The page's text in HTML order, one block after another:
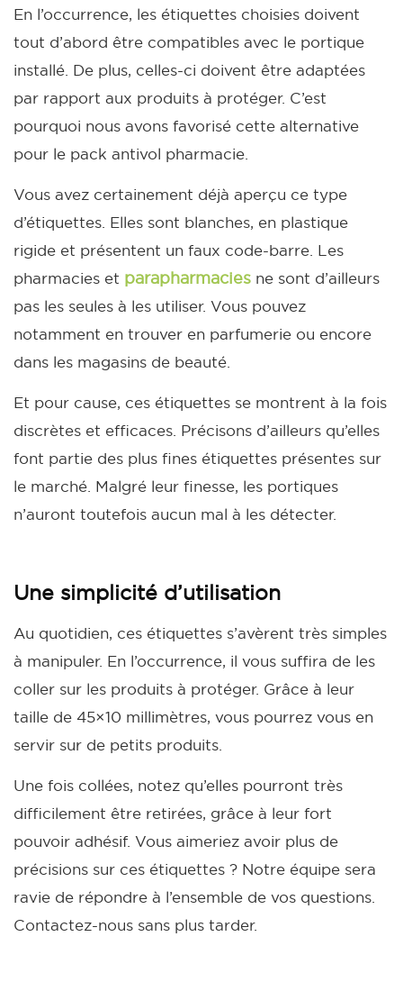
En l’occurrence, les étiquettes choisies doivent
tout d’abord être compatibles avec le portique
installé. De plus, celles-ci doivent être adaptées
par rapport aux produits à protéger. C’est
pourquoi nous avons favorisé cette alternative
pour le pack antivol pharmacie.
Vous avez certainement déjà aperçu ce type
d’étiquettes. Elles sont blanches, en plastique
rigide et présentent un faux code-barre. Les
pharmacies et parapharmacies ne sont d’ailleurs
pas les seules à les utiliser. Vous pouvez
notamment en trouver en parfumerie ou encore
dans les magasins de beauté.
Et pour cause, ces étiquettes se montrent à la fois
discrètes et efficaces. Précisons d’ailleurs qu’elles
font partie des plus fines étiquettes présentes sur
le marché. Malgré leur finesse, les portiques
n’auront toutefois aucun mal à les détecter.
Une simplicité d’utilisation
Au quotidien, ces étiquettes s’avèrent très simples
à manipuler. En l’occurrence, il vous suffira de les
coller sur les produits à protéger. Grâce à leur
taille de 45×10 millimètres, vous pourrez vous en
servir sur de petits produits.
Une fois collées, notez qu’elles pourront très
difficilement être retirées, grâce à leur fort
pouvoir adhésif. Vous aimeriez avoir plus de
précisions sur ces étiquettes ? Notre équipe sera
ravie de répondre à l’ensemble de vos questions.
Contactez-nous sans plus tarder.